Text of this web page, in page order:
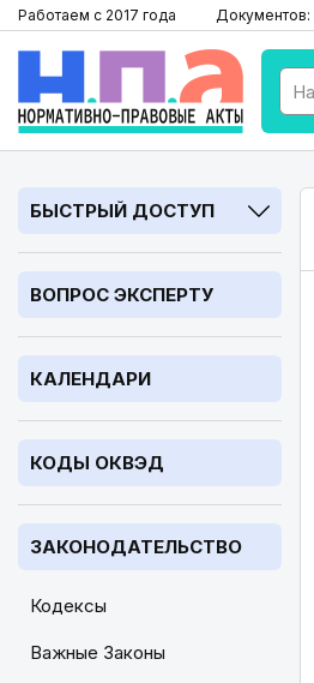
Работаем с 2017 года Документов:
БЫСТРЫЙ ДОСТУП
ВОПРОС ЭКСПЕРТУ
КАЛЕНДАРИ
КОДЫ ОКВЭД
ЗАКОНОДАТЕЛЬСТВО
Кодексы
Важные Законы